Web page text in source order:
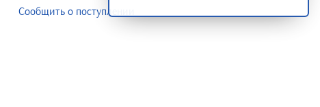
Сообщить о поступлении